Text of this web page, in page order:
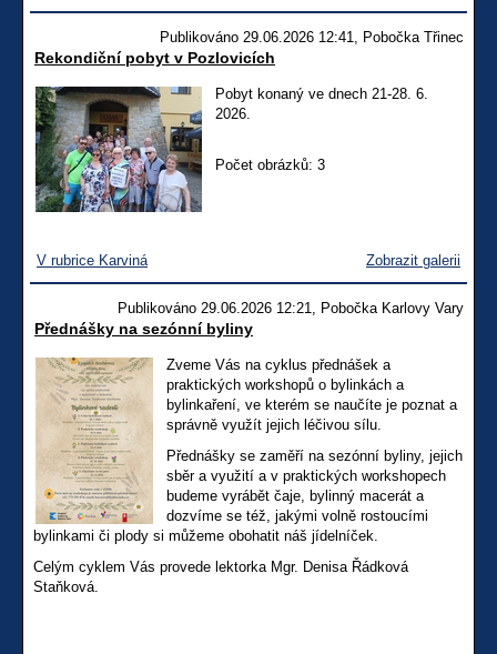
Publikováno 29.06.2026 12:41, Pobočka Třinec
Rekondiční pobyt v Pozlovicích
Pobyt konaný ve dnech 21-28. 6.
2026.
Počet obrázků: 3
V rubrice Karviná Zobrazit galerii
Publikováno 29.06.2026 12:21, Pobočka Karlovy Vary
Přednášky na sezónní byliny
Zveme Vás na cyklus přednášek a
praktických workshopů o bylinkách a
bylinkaření, ve kterém se naučíte je poznat a
správně využít jejich léčivou sílu.
Přednášky se zaměří na sezónní byliny, jejich
sběr a využití a v praktických workshopech
budeme vyrábět čaje, bylinný macerát a
dozvíme se též, jakými volně rostoucími
bylinkami či plody si můžeme obohatit náš jídelníček.
Celým cyklem Vás provede lektorka Mgr. Denisa Řádková
Staňková.